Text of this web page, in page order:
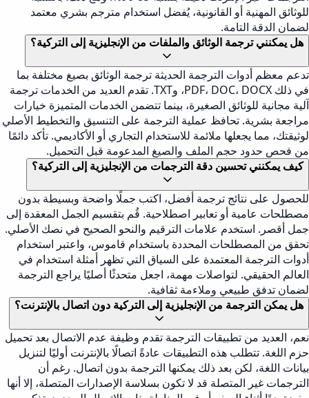
للوثائق المهنية أو القانونية، يُفضل استخدام مترجم بشري معتمد
لضمان الدقة التامة.
هل يمكنني ترجمة الوثائق والملفات من الإنجليزية إلى التركية؟
تدعم معظم أدوات الترجمة الحديثة ترجمة الوثائق بصيغ مختلفة بما
في ذلك PDF، DOC، DOCX، وTXT. تقدم العديد من الخدمات ترجمة
آلية مجانية للوثائق الصغيرة، بينما تتضمن الخدمات المتميزة خيارات
مراجعة بشرية. تحافظ عملية الترجمة على التنسيق والتخطيط الأصلي
لوثيقتك، مما يجعلها ملائمة للاستخدام التجاري أو الأكاديمي. تأكد دائمًا
من فحص حدود حجم الملف والصيغ المدعومة قبل التحميل.
كيف يمكنني تحسين دقة الترجمات من الإنجليزية إلى التركية؟
للحصول على نتائج ترجمة أفضل، اكتب جملًا واضحة وبسيطة بدون
مصطلحات عامية أو تعابير اصطلاحية. قُم بتقسيم الجمل المعقدة إلى
جمل أقصر. استخدم علامات الترقيم والنحو الصحيح في نصك الأصلي.
تحقق من المصطلحات المحددة باستخدام قاموس، واعتبر استخدام
أدوات الترجمة المعتمدة على السياق التي تظهر أمثلة استخدام في
العالم الحقيقي. لتواصلات مهمة، اجعل متحدثًا أصليًا يراجع الترجمة
لضمان تدفق طبيعي وملاءمة ثقافية.
هل يمكن الترجمة من الإنجليزية إلى التركية دون اتصال بالإنترنت؟
نعم، العديد من تطبيقات الترجمة تقدم وظيفة عدم الاتصال بعد تحميل
حزم اللغة. تتطلب هذه التطبيقات عادةً اتصالًا بالإنترنت أوليًا لتنزيل
بيانات اللغة، لكن بعد ذلك يمكنها الترجمة بدون اتصال. رغم أن
الترجمات غير المتصلة قد لا تكون بسلاسة الإصدارات المتصلة، إلا أنها